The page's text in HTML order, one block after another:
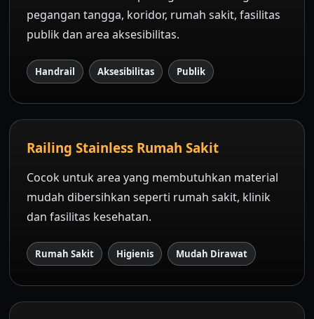
pegangan tangga, koridor, rumah sakit, fasilitas
publik dan area aksesibilitas.
Handrail Aksesibilitas Publik
Railing Stainless Rumah Sakit
Cocok untuk area yang membutuhkan material
mudah dibersihkan seperti rumah sakit, klinik
dan fasilitas kesehatan.
Rumah Sakit Higienis Mudah Dirawat